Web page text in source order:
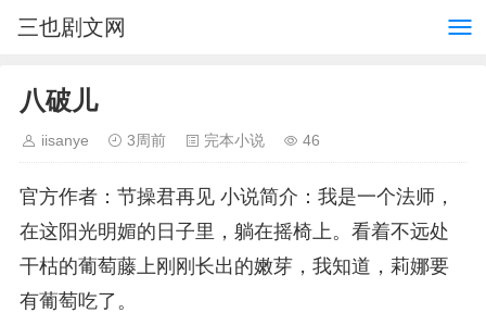
三也剧文网
八破儿
iisanye 3周前 完本小说 46
官方作者：节操君再见 小说简介：我是一个法师，
在这阳光明媚的日子里，躺在摇椅上。看着不远处
干枯的葡萄藤上刚刚长出的嫩芽，我知道，莉娜要
有葡萄吃了。